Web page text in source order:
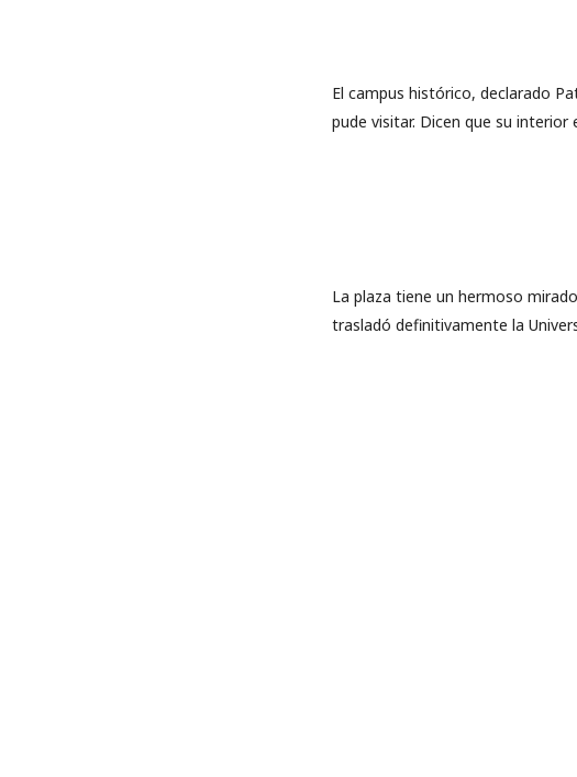
El campus histórico, declarado
pude visitar. Dicen que su
La plaza tiene un hermoso
trasladó definitivamente la